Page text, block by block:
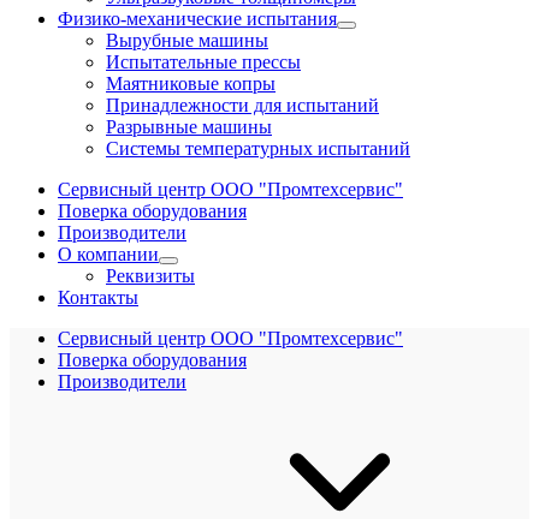
Физико-механические испытания
Вырубные машины
Испытательные прессы
Маятниковые копры
Принадлежности для испытаний
Разрывные машины
Системы температурных испытаний
Сервисный центр ООО "Промтехсервис"
Поверка оборудования
Производители
О компании
Реквизиты
Контакты
Сервисный центр ООО "Промтехсервис"
Поверка оборудования
Производители